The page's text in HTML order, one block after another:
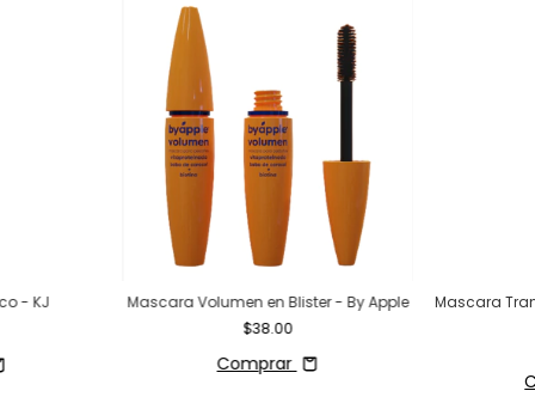
- KJ
Mascara Volumen en Blister - By Apple
$38.00
Comprar
Mascara